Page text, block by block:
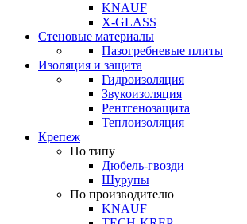
KNAUF
X-GLASS
Стеновые материалы
Пазогребневые плиты
Изоляция и защита
Гидроизоляция
Звукоизоляция
Рентгенозащита
Теплоизоляция
Крепеж
По типу
Дюбель-гвозди
Шурупы
По производителю
KNAUF